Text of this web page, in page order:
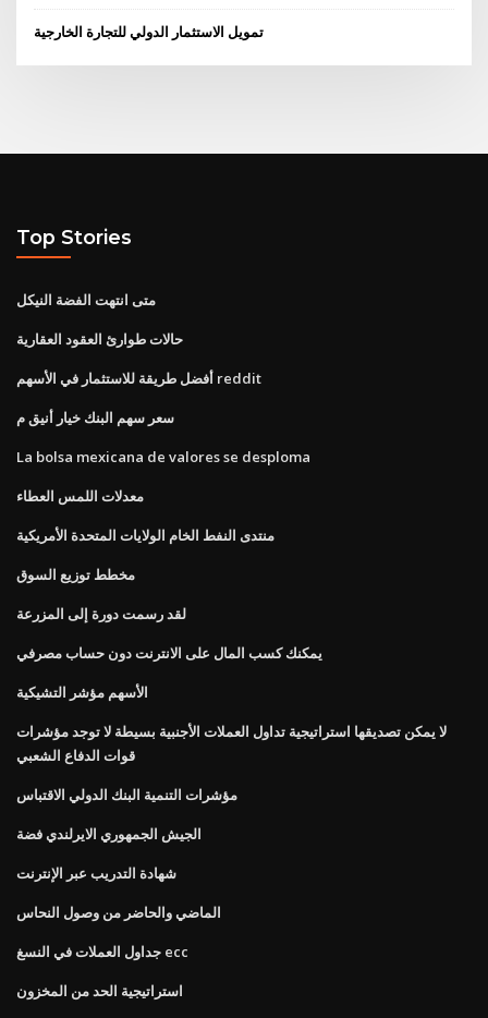
تمويل الاستثمار الدولي للتجارة الخارجية
Top Stories
متى انتهت الفضة النيكل
حالات طوارئ العقود العقارية
أفضل طريقة للاستثمار في الأسهم reddit
سعر سهم البنك خيار أنيق م
La bolsa mexicana de valores se desploma
معدلات اللمس العطاء
منتدى النفط الخام الولايات المتحدة الأمريكية
مخطط توزيع السوق
لقد رسمت دورة إلى المزرعة
يمكنك كسب المال على الانترنت دون حساب مصرفي
الأسهم مؤشر التشيكية
لا يمكن تصديقها استراتيجية تداول العملات الأجنبية بسيطة لا توجد مؤشرات
قوات الدفاع الشعبي
مؤشرات التنمية البنك الدولي الاقتباس
الجيش الجمهوري الايرلندي فضة
شهادة التدريب عبر الإنترنت
الماضي والحاضر من وصول النحاس
جداول العملات في النسغ ecc
استراتيجية الحد من المخزون